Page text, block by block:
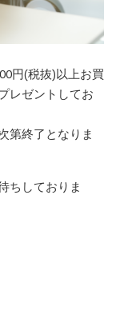
円(税抜)以上お買
レゼントしてお
第終了となりま
ちしておりま